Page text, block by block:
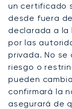
un certificado
desde fuera
declarada a la
por las
privada. No
riesgo o
pueden
confirmará la
asegurará de